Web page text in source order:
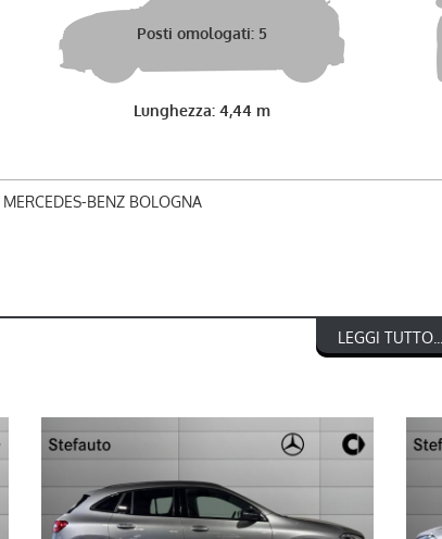
Posti omologati: 5
Lunghezza: 4,44 m
BENZ BOLOGNA
LEGGI TUTTO...